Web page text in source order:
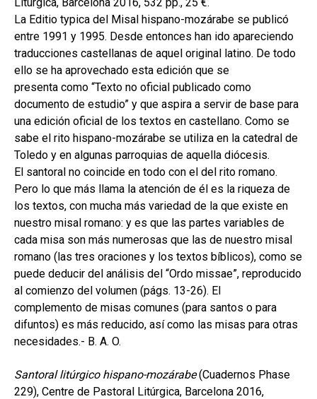
La Editio typica del Misal hispano-mozárabe se publicó
entre 1991 y 1995. Desde entonces han ido apareciendo
traducciones castellanas de aquel original latino. De todo
ello se ha aprovechado esta edición que se
presenta como “Texto no oficial publicado como
documento de estudio” y que aspira a servir de base para
una edición oficial de los textos en castellano. Como se
sabe el rito hispano-mozárabe se utiliza en la catedral de
Toledo y en algunas parroquias de aquella diócesis.
El santoral no coincide en todo con el del rito romano.
Pero lo que más llama la atención de él es la riqueza de
los textos, con mucha más variedad de la que existe en
nuestro misal romano: y es que las partes variables de
cada misa son más numerosas que las de nuestro misal
romano (las tres oraciones y los textos bíblicos), como se
puede deducir del análisis del “Ordo missae”, reproducido
al comienzo del volumen (págs. 13-26). El
complemento de misas comunes (para santos o para
difuntos) es más reducido, así como las misas para otras
necesidades.- B. A. O.
Santoral litúrgico hispano-mozárabe(Cuadernos Phase
229), Centre de Pastoral Litúrgica, Barcelona 2016,